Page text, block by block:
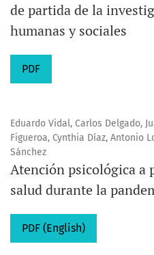
de partida de la
humanas y sociales
PDF
Eduardo Vidal, Carlos Delgado,
Figueroa, Cynthia Díaz, Antonio
Sánchez
Atención psicológica a
salud durante la
PDF (English)